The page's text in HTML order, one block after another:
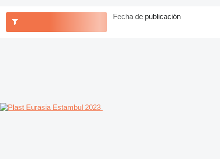
Fecha de publicación